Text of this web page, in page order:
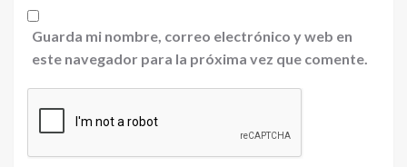
Guarda mi nombre, correo electrónico y web en
este navegador para la próxima vez que comente.